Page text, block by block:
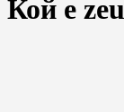
Кой е